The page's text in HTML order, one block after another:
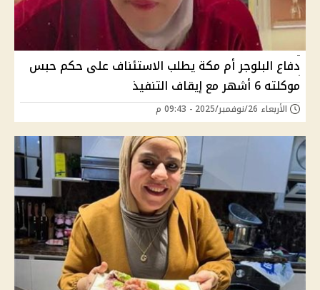
دفاع البلوجر أم مكة يطلب الاستئناف على حكم حبس
موكلته 6 أشهر مع إيقاف التنفيذ
الأربعاء 26/نوفمبر/2025 - 09:43 م